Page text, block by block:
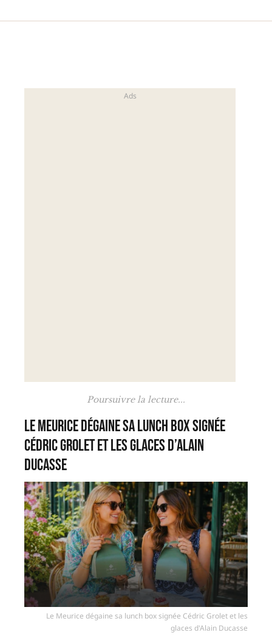
Poursuivre la lecture...
Le Meurice dégaine sa lunch box signée
Cédric Grolet et les glaces d’Alain
Ducasse
Le Meurice dégaine sa lunch box signée Cédric Grolet et les
glaces d'Alain Ducasse